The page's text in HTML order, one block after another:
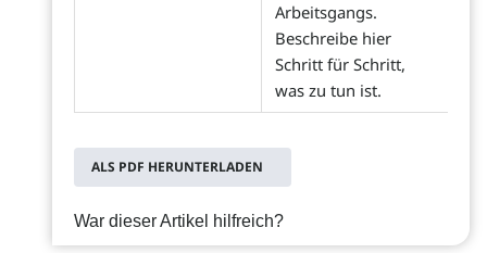
Arbeitsgangs.
Beschreibe hier
Schritt für Schritt,
was zu tun ist.
ALS PDF HERUNTERLADEN
War dieser Artikel hilfreich?